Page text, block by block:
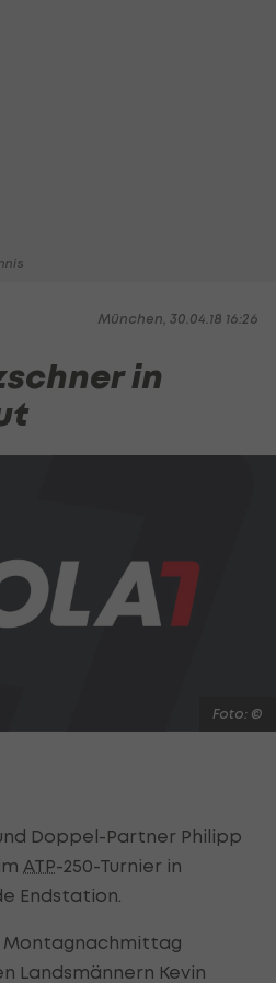
München, 30.04.18 16:26
in
Foto: ©
Doppel-Partner Philipp
ATP-250-Turnier in
Endstation.
Montagnachmittag
Landsmännern Kevin